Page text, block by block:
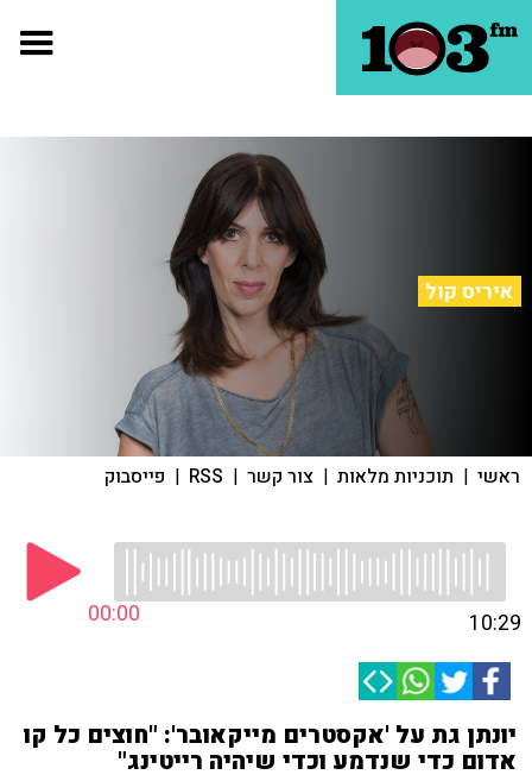
איריס קול
ראשי | תוכניות מלאות | צור קשר |
RSS
| פייסבוק
00:00 10:29
יונתן גת על 'אקסטרים מייקאובר': "חוצים כל קו
אדום כדי שנדמע וכדי שיהיה רייטינג"